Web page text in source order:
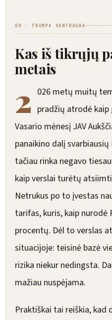
00 · TRUMPA SANTRAUKA
Kas iš tikrųjų
metais
2 026 metų muitų
pradžių atrodė kaip
Vasario mėnesį JAV
panaikino dalį
tačiau rinka negavo
kaip verslai turėtų
Netrukus po to įvestas
tarifas, kuris, kaip nurodė
procentų. Dėl to verslas
situacijoje: teisinė bazė
rizika niekur nedingsta.
mažiau nuspėjama.
Praktiškai tai reiškia, kad